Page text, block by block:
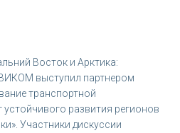
Восток и Арктика:
выступил партнером
транспортной
устойчивого развития регионов
Участники дискуссии